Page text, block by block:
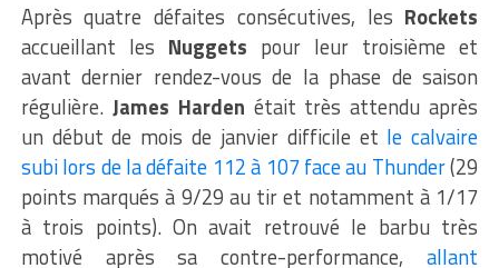
Après quatre défaites consécutives, les Rockets
accueillant les Nuggets pour leur troisième et
avant dernier rendez-vous de la phase de saison
régulière. James Harden était très attendu après
un début de mois de janvier difficile et le calvaire
subi lors de la défaite 112 à 107 face au Thunder(29
points marqués à 9/29 au tir et notamment à 1/17
à trois points). On avait retrouvé le barbu très
motivé après sa contre-performance,allant